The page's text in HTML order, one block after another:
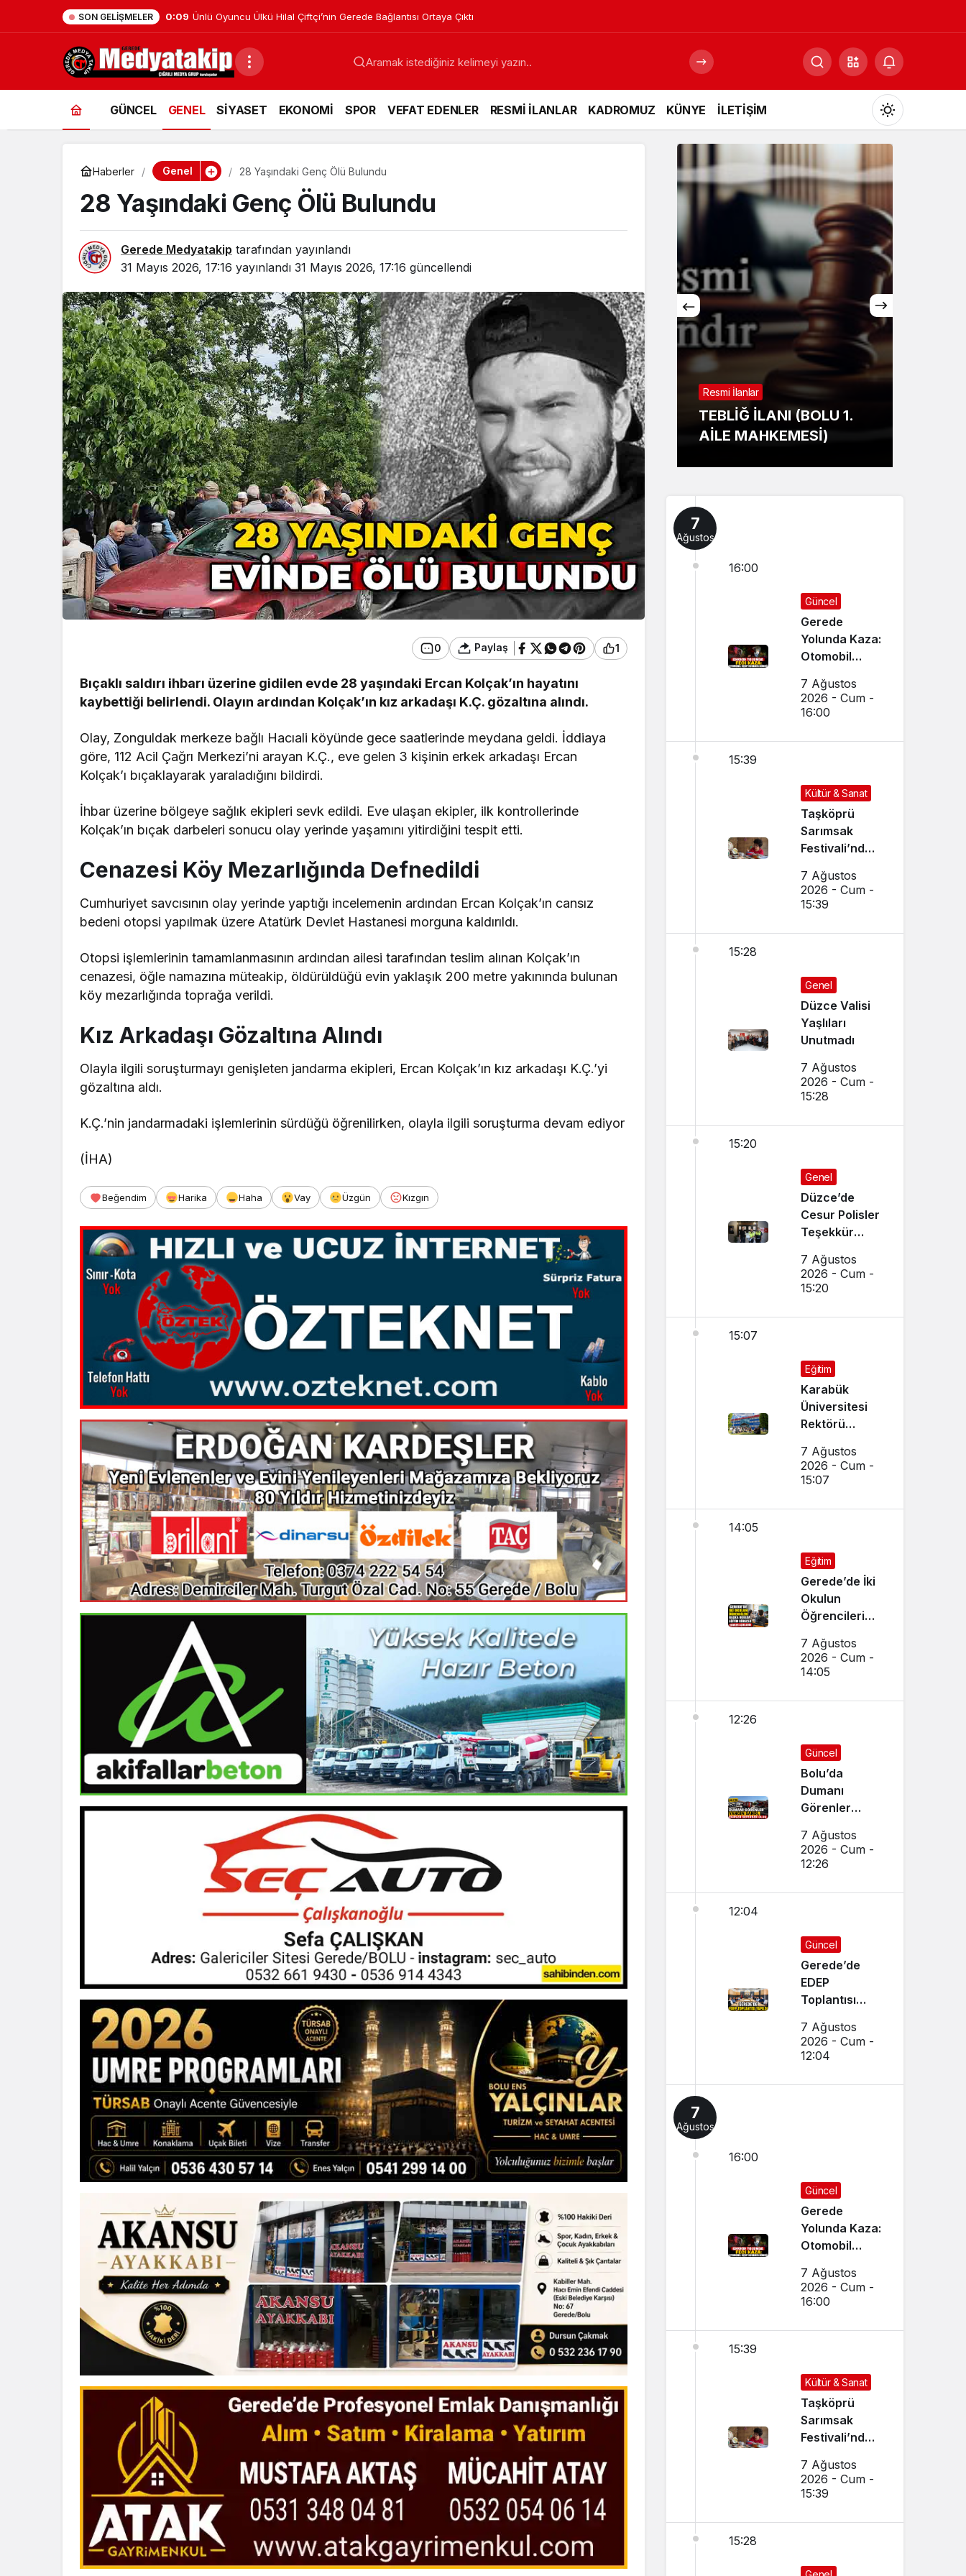
SON GELIŞMELER 0:01 Gerede’de Görev Yapan Banka Müdürü Hakkında Yeni Karar
GÜNCEL GENEL SİYASET EKONOMİ SPOR VEFAT EDENLER RESMİ İLANLAR KADROMUZ KÜNYE İLETİŞİM
Mod
değiştir
Gündüz Modu
Gündüz modunu seçin.
Gece Modu
Gece modunu seçin.
Sistem Modu
Sistem modunu seçin.
Haberler Genel 28 Yaşındaki Genç Ölü Bulundu
28 Yaşındaki Genç Ölü Bulundu
Gerede Medyatakip tarafından yayınlandı
31 Mayıs 2026, 17:16 yayınlandı 31 Mayıs 2026, 17:16 güncellendi
0 Paylaş 1
Bıçaklı saldırı ihbarı üzerine gidilen evde 28 yaşındaki Ercan Kolçak’ın hayatını
kaybettiği belirlendi. Olayın ardından Kolçak’ın kız arkadaşı K.Ç. gözaltına alındı.
Olay, Zonguldak merkeze bağlı Hacıali köyünde gece saatlerinde meydana geldi. İddiaya
göre, 112 Acil Çağrı Merkezi’ni arayan K.Ç., eve gelen 3 kişinin erkek arkadaşı Ercan
Kolçak’ı bıçaklayarak yaraladığını bildirdi.
İhbar üzerine bölgeye sağlık ekipleri sevk edildi. Eve ulaşan ekipler, ilk kontrollerinde
Kolçak’ın bıçak darbeleri sonucu olay yerinde yaşamını yitirdiğini tespit etti.
Cenazesi Köy Mezarlığında Defnedildi
Cumhuriyet savcısının olay yerinde yaptığı incelemenin ardından Ercan Kolçak’ın cansız
bedeni otopsi yapılmak üzere Atatürk Devlet Hastanesi morguna kaldırıldı.
Otopsi işlemlerinin tamamlanmasının ardından ailesi tarafından teslim alınan Kolçak’ın
cenazesi, öğle namazına müteakip, öldürüldüğü evin yaklaşık 200 metre yakınında bulunan
köy mezarlığında toprağa verildi.
Kız Arkadaşı Gözaltına Alındı
Olayla ilgili soruşturmayı genişleten jandarma ekipleri, Ercan Kolçak’ın kız arkadaşı K.Ç.’yi
gözaltına aldı.
K.Ç.’nin jandarmadaki işlemlerinin sürdüğü öğrenilirken, olayla ilgili soruşturma devam ediyor
(İHA)
Beğendim Harika Haha Vay Üzgün Kızgın
Güncel
Ünlü Oyuncu Ülkü Hilal
Çiftçi’nin Gerede
Bağlantısı Ortaya Çıktı
Güncel
Gerede’de Görev Yapan
Banka Müdürü Hakkında
Yeni Karar
Resmi İlanlar
TEBLİĞ İLANI (BOLU 1.
AİLE MAHKEMESİ)
7
Ağustos
16:00
Güncel
Gerede
Yolunda Kaza:
Otomobil
Hurdaya
Döndü
7 Ağustos
2026 - Cum -
16:00
15:39
Kültür & Sanat
Taşköprü
Sarımsak
Festivali’nde
Yöresel
Lezzetler
7 Ağustos
2026 - Cum -
15:39
15:28
Genel
Düzce Valisi
Yaşlıları
Unutmadı
7 Ağustos
2026 - Cum -
15:28
15:20
Genel
Düzce’de
Cesur Polisler
Teşekkür
7 Ağustos
2026 - Cum -
15:20
15:07
Eğitim
Karabük
Üniversitesi
Rektörü
Aday
Öğrencilere
7 Ağustos
2026 - Cum -
15:07
14:05
Eğitim
Gerede’de İki
Okulun
Öğrencileri
Eğitim
Görecek
7 Ağustos
2026 - Cum -
14:05
12:26
Güncel
Bolu’da
Dumanı
Görenler
Ekipler
Seferber Oldu
7 Ağustos
2026 - Cum -
12:26
12:04
Güncel
Gerede’de
EDEP
Toplantısı
7 Ağustos
2026 - Cum -
12:04
7
Ağustos
16:00
Güncel
Gerede
Yolunda Kaza:
Otomobil
Hurdaya
Döndü
7 Ağustos
2026 - Cum -
16:00
15:39
Kültür & Sanat
Taşköprü
Sarımsak
Festivali’nde
Yöresel
Lezzetler
7 Ağustos
2026 - Cum -
15:39
15:28